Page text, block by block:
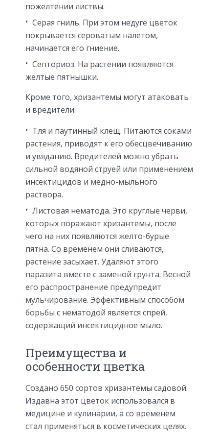
пожелтении листвы.
Серая гниль. При этом недуге цветок
покрывается сероватым налетом,
начинается его гниение.
Септориоз. На растении появляются
желтые пятнышки.
Кроме того, хризантемы могут атаковать
и вредители.
Тля и паутинный клещ. Питаются соками
растения, приводят к его обесцвечиванию
и увяданию. Вредителей можно убрать
сильной водяной струей или применением
инсектицидов и медно-мыльного
раствора.
Листовая нематода. Это круглые черви,
которых поражают хризантемы, после
чего на них появляются желто-бурые
пятна. Со временем они сливаются,
растение засыхает. Удаляют этого
паразита вместе с заменой грунта. Весной
его распространение предупредит
мульчирование. Эффективным способом
борьбы с нематодой является спрей,
содержащий инсектицидное мыло.
Преимущества и
особенности цветка
Создано 650 сортов хризантемы садовой.
Издавна этот цветок использовался в
медицине и кулинарии, а со временем
стал применяться в косметических целях.